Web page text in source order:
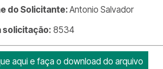
do Solicitante:Antonio Salvador
solicitação: 8534
aqui e faça o download do arquivo